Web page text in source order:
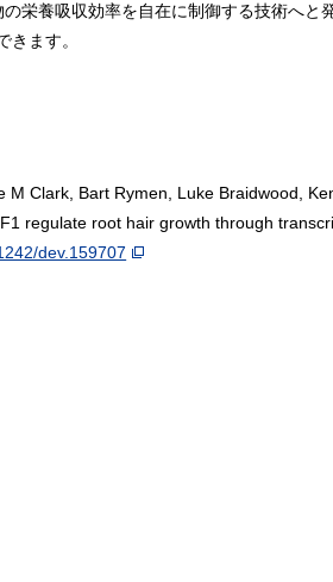
栄養吸収効率を自在に制御する技術へと
ます。
Clark, Bart Rymen, Luke Braidwood,
regulate root hair growth through
dev.159707